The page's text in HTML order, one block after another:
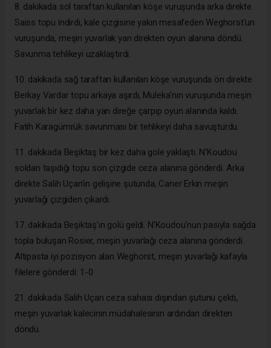
8. dakikada sol taraftan kullanılan köşe vuruşunda arka direkte
Saiss topu indirdi, kale çizgisine yakın mesafeden Weghorst'un
vuruşunda, meşin yuvarlak yan direkten oyun alanına döndü.
Savunma tehlikeyi uzaklaştırdı.
10. dakikada sağ taraftan kullanılan köşe vuruşunda ön direkte
Berkay Vardar topu arkaya aşırdı, Muleka'nın vuruşunda meşin
yuvarlak bir kez daha yan direğe çarpıp oyun alanında kaldı.
Fatih Karagümrük savunması bir tehlikeyi daha savuşturdu.
11. dakikada Beşiktaş bir kez daha gole yaklaştı. N'Koudou
soldan taşıdığı topu son çizgide ceza alanına gönderdi. Arka
direkte Salih Uçan'ın gelişine şutunda, Caner Erkin meşin
yuvarlağı çizgiden çıkardı.
17. dakikada Beşiktaş'ın golü geldi. N'Koudou'nun pasıyla sağda
topla buluşan Rosier, meşin yuvarlağı ceza alanına gönderdi.
Altıpasta iyi pozisyon alan Weghorst, meşin yuvarlağı kafayla
filelere gönderdi: 1-0
21. dakikada Salih Uçan ceza sahası dışından şutunu çekti,
meşin yuvarlak kalecinin müdahalesinin ardından direkten
döndü.